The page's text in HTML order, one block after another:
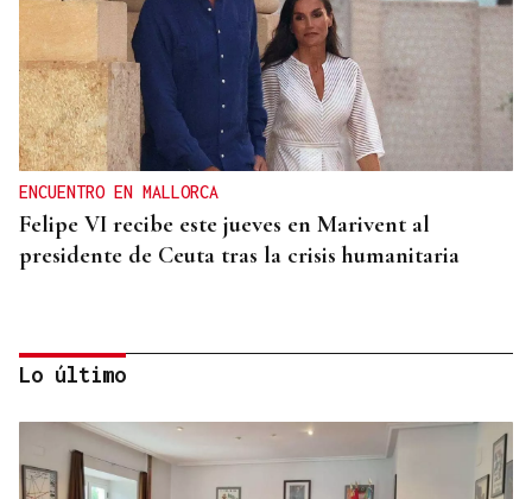
ENCUENTRO EN MALLORCA
Felipe VI recibe este jueves en Marivent al
presidente de Ceuta tras la crisis humanitaria
Lo último